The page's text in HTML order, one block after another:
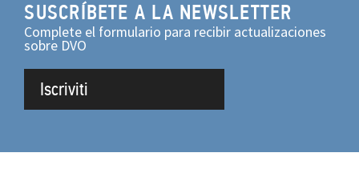
SUSCRÍBETE A LA NEWSLETTER
Complete el formulario para recibir actualizaciones
sobre DVO
Iscriviti